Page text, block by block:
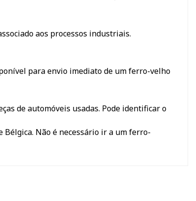
aos processos industriais.
para envio imediato de um ferro-velho
de automóveis usadas. Pode identificar o
Não é necessário ir a um ferro-